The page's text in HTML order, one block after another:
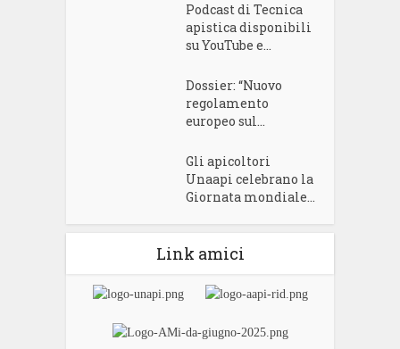
Podcast di Tecnica
apistica disponibili
su YouTube e...
Dossier: “Nuovo
regolamento
europeo sul...
Gli apicoltori
Unaapi celebrano la
Giornata mondiale...
Link amici